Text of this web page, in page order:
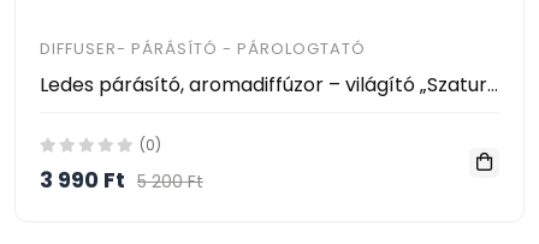
DIFFUSER- PÁRÁSÍTÓ - PÁROLOGTATÓ
Ledes párásító, aromadiffúzor – világító „Szaturnusz”
(0)
3 990 Ft 5 200 Ft